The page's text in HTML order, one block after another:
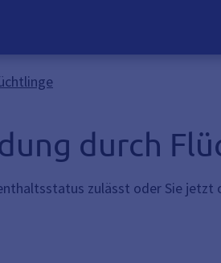
durch
zulässt oder Sie